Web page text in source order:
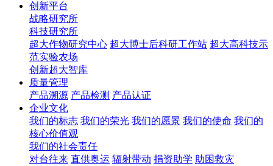
创新平台
战略研究所
科技研究所
超大作物研究中心 超大博士后科研工作站 超大高科技示
范实验农场
创新超大智库
质量管理
产品溯源 产品检测 产品认证
企业文化
我们的标志 我们的荣光 我们的愿景 我们的使命 我们的
核心价值观
我们的社会责任
对台往来 直供奥运 辐射带动 捐资助学 助困救灾